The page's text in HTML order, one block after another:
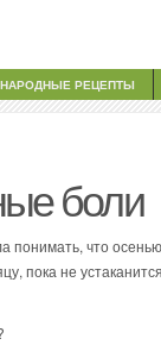
НАРОДНЫЕ РЕЦЕПТЫ
боли
понимать, что
пока не